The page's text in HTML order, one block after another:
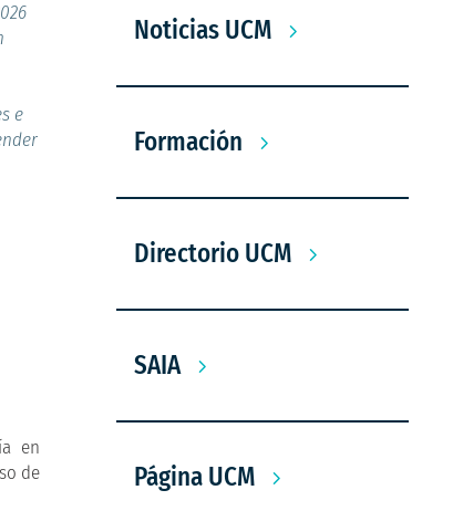
e
en
de
Noticias UCM
Formación
Directorio UCM
SAIA
Página UCM